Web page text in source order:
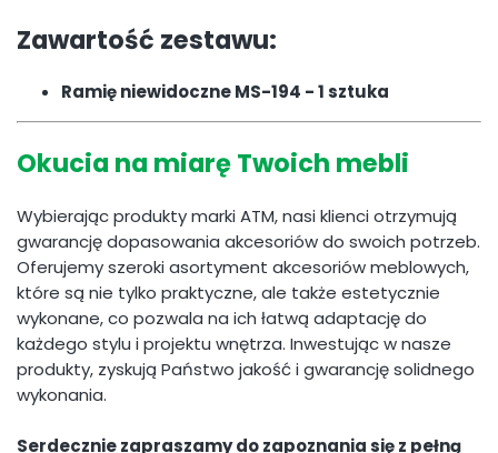
Zawartość zestawu:
Ramię niewidoczne MS-194 - 1 sztuka
Okucia na miarę Twoich mebli
Wybierając produkty marki ATM, nasi klienci otrzymują
gwarancję dopasowania akcesoriów do swoich potrzeb.
Oferujemy szeroki asortyment akcesoriów meblowych,
które są nie tylko praktyczne, ale także estetycznie
wykonane, co pozwala na ich łatwą adaptację do
każdego stylu i projektu wnętrza. Inwestując w nasze
produkty, zyskują Państwo jakość i gwarancję solidnego
wykonania.
Serdecznie zapraszamy do zapoznania się z pełną